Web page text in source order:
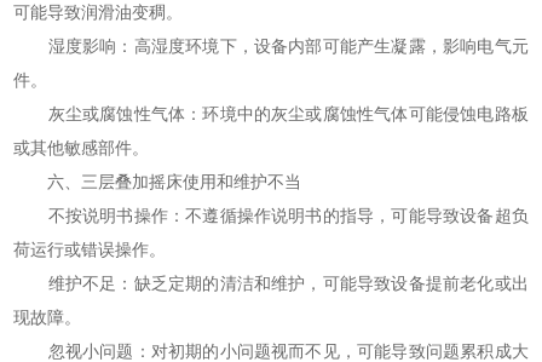
可能导致润滑油变稠。
湿度影响：高湿度环境下，设备内部可能产生凝露，影响电气元
件。
灰尘或腐蚀性气体：环境中的灰尘或腐蚀性气体可能侵蚀电路板
或其他敏感部件。
六、三层叠加摇床使用和维护不当
不按说明书操作：不遵循操作说明书的指导，可能导致设备超负
荷运行或错误操作。
维护不足：缺乏定期的清洁和维护，可能导致设备提前老化或出
现故障。
忽视小问题：对初期的小问题视而不见，可能导致问题累积成大